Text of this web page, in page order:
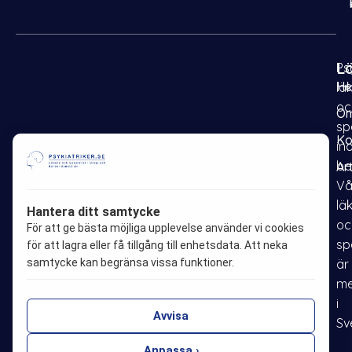
är
i
a
c
e
b
k
n
s
t
a
a
i
n
t
e
s
i
n
k
e
n
Hantera ditt samtycke
För att ge bästa möjliga upplevelse använder vi cookies
för att lagra eller få tillgång till enhetsdata. Att neka
samtycke kan begränsa vissa funktioner.
Avvisa